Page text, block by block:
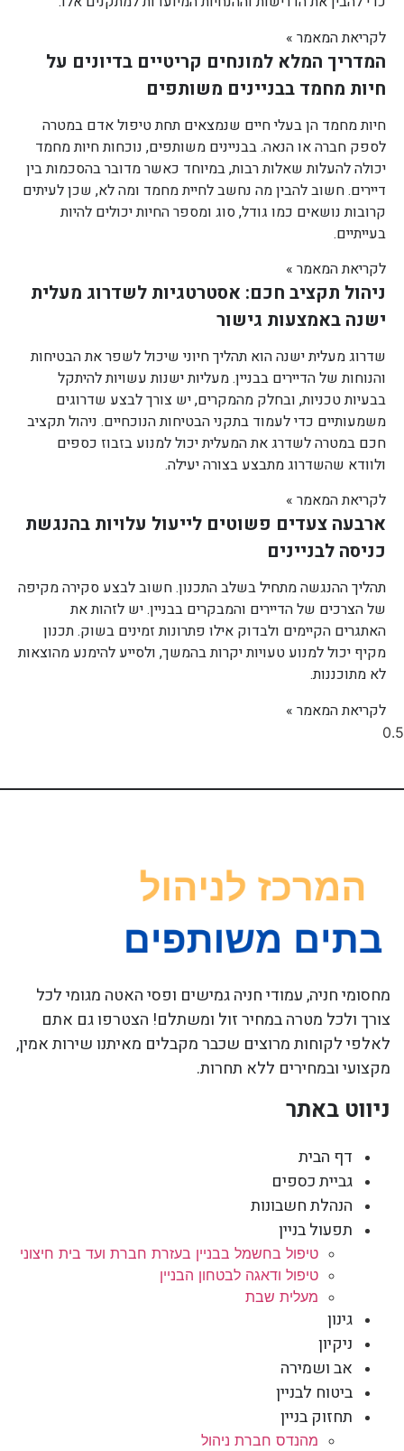
לקריאת המאמר »
המדריך המלא למונחים קריטיים בדיונים על
חיות מחמד בבניינים משותפים
חיות מחמד הן בעלי חיים שנמצאים תחת טיפול אדם במטרה
לספק חברה או הנאה. בבניינים משותפים, נוכחות חיות מחמד
יכולה להעלות שאלות רבות, במיוחד כאשר מדובר בהסכמות בין
דיירים. חשוב להבין מה נחשב לחיית מחמד ומה לא, שכן לעיתים
קרובות נושאים כמו גודל, סוג ומספר החיות יכולים להיות
בעייתיים.
לקריאת המאמר »
ניהול תקציב חכם: אסטרטגיות לשדרוג מעלית
ישנה באמצעות גישור
שדרוג מעלית ישנה הוא תהליך חיוני שיכול לשפר את הבטיחות
והנוחות של הדיירים בבניין. מעליות ישנות עשויות להיתקל
בבעיות טכניות, ובחלק מהמקרים, יש צורך לבצע שדרוגים
משמעותיים כדי לעמוד בתקני הבטיחות הנוכחיים. ניהול תקציב
חכם במטרה לשדרג את המעלית יכול למנוע בזבוז כספים
ולוודא שהשדרוג מתבצע בצורה יעילה.
לקריאת המאמר »
ארבעה צעדים פשוטים לייעול עלויות בהנגשת
כניסה לבניינים
תהליך ההנגשה מתחיל בשלב התכנון. חשוב לבצע סקירה מקיפה
של הצרכים של הדיירים והמבקרים בבניין. יש לזהות את
האתגרים הקיימים ולבדוק אילו פתרונות זמינים בשוק. תכנון
מקיף יכול למנוע טעויות יקרות בהמשך, ולסייע להימנע מהוצאות
לא מתוכננות.
לקריאת המאמר »
מחסומי חניה, עמודי חניה גמישים ופסי האטה מגומי לכל
צורך ולכל מטרה במחיר זול ומשתלם! הצטרפו גם אתם
לאלפי לקוחות מרוצים שכבר מקבלים מאיתנו שירות אמין,
מקצועי ובמחירים ללא תחרות.
ניווט באתר
דף הבית
גביית כספים
הנהלת חשבונות
תפעול בניין
טיפול בחשמל בבניין בעזרת חברת ועד בית חיצוני
טיפול ודאגה לבטחון הבניין
מעלית שבת
גינון
ניקיון
אב ושמירה
ביטוח לבניין
תחזוק בניין
מהנדס חברת ניהול